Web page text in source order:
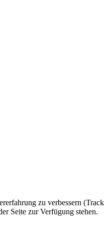
zu verbessern
Seite zur Verfügung stehen.